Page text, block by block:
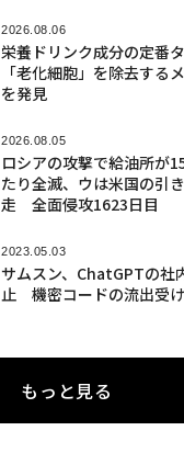
2026.08.06
栄養ドリンク成分の定番
「老化細胞」を除去する
を発見
2026.08.05
ロシアの攻撃で給油所が
たり全滅、ウは米国の引
走 全面侵攻1623日目
2023.05.03
サムスン、ChatGPTの社
止 機密コードの流出受け
もっと見る